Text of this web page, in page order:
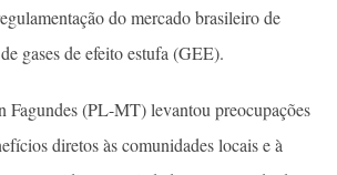
do mercado brasileiro de
gases de efeito estufa (GEE).
Fagundes (PL-MT) levantou preocupações
diretos às comunidades locais e à